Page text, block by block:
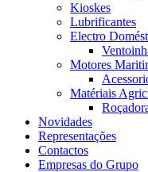
Kioskes
Lubrificantes
Electro
Motores
Matériais
Novidades
Representações
Contactos
Empresas do Grupo